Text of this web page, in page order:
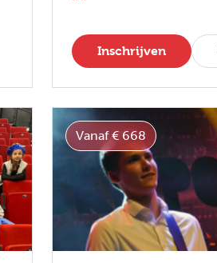
Inschrijven
Vanaf € 668